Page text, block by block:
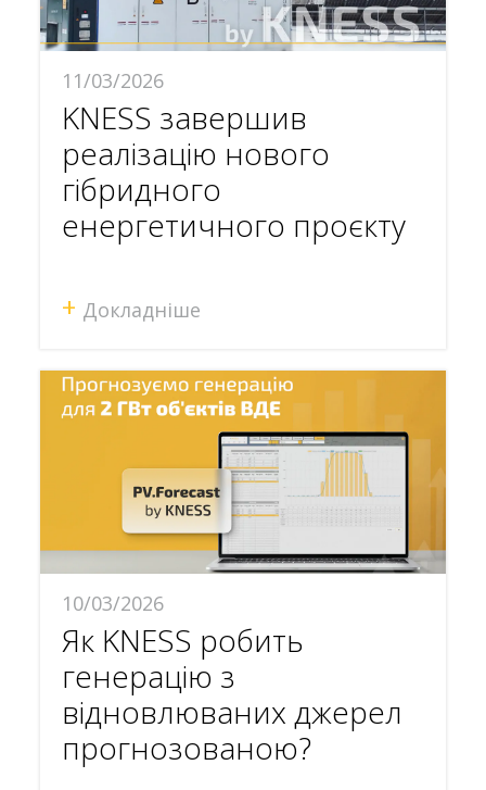
11/03/2026
KNESS завершив
реалізацію нового
гібридного
енергетичного проєкту
+ Докладніше
10/03/2026
Як KNESS робить
генерацію з
відновлюваних джерел
прогнозованою?